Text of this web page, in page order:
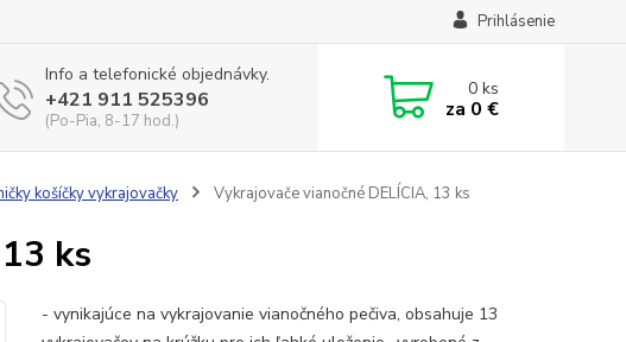
Prihlásenie
Info a telefonické objednávky.
+421 911 525396
(Po-Pia, 8-17 hod.)
0ks
za 0 €
košíčky vykrajovačky Vykrajovače vianočné DELÍCIA, 13 ks
ks
- vynikajúce na vykrajovanie vianočného pečiva, obsahuje 13